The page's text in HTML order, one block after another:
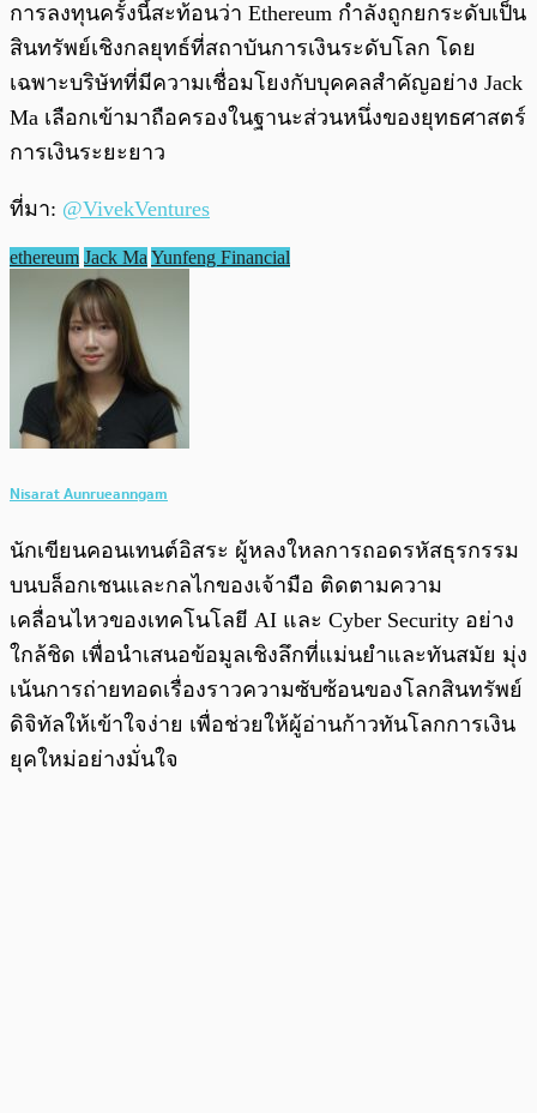
การลงทุนครั้งนี้สะท้อนว่า Ethereum กำลังถูกยกระดับเป็น
สินทรัพย์เชิงกลยุทธ์ที่สถาบันการเงินระดับโลก โดย
เฉพาะบริษัทที่มีความเชื่อมโยงกับบุคคลสำคัญอย่าง Jack
Ma เลือกเข้ามาถือครองในฐานะส่วนหนึ่งของยุทธศาสตร์
การเงินระยะยาว
ที่มา: @VivekVentures
ethereum Jack MaYunfeng Financial
Nisarat Aunrueanngam
นักเขียนคอนเทนต์อิสระ ผู้หลงใหลการถอดรหัสธุรกรรม
บนบล็อกเชนและกลไกของเจ้ามือ ติดตามความ
เคลื่อนไหวของเทคโนโลยี AI และ Cyber Security อย่าง
ใกล้ชิด เพื่อนำเสนอข้อมูลเชิงลึกที่แม่นยำและทันสมัย มุ่ง
เน้นการถ่ายทอดเรื่องราวความซับซ้อนของโลกสินทรัพย์
ดิจิทัลให้เข้าใจง่าย เพื่อช่วยให้ผู้อ่านก้าวทันโลกการเงิน
ยุคใหม่อย่างมั่นใจ